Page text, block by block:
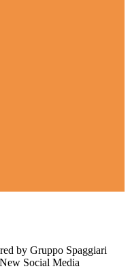
by Gruppo Spaggiari
Social Media